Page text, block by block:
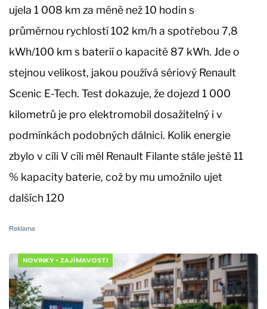
ujela 1 008 km za méně než 10 hodin s
průměrnou rychlostí 102 km/h a spotřebou 7,8
kWh/100 km s baterií o kapacitě 87 kWh. Jde o
stejnou velikost, jakou používá sériový Renault
Scenic E-Tech. Test dokazuje, že dojezd 1 000
kilometrů je pro elektromobil dosažitelný i v
podmínkách podobných dálnici. Kolik energie
zbylo v cíli V cíli měl Renault Filante stále ještě 11
% kapacity baterie, což by mu umožnilo ujet
dalších 120
NOVINKY • ZAJÍMAVOSTI